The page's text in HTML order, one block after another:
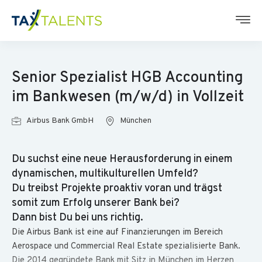
Senior Spezialist HGB Accounting
im Bankwesen (m/w/d) in Vollzeit
Airbus Bank GmbH München
Du suchst eine neue Herausforderung in einem
dynamischen, multikulturellen Umfeld?
Du treibst Projekte proaktiv voran und trägst
somit zum Erfolg unserer Bank bei?
Dann bist Du bei uns richtig.
Die Airbus Bank ist eine auf Finanzierungen im Bereich
Aerospace und Commercial Real Estate spezialisierte Bank.